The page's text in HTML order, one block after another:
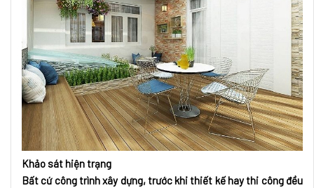
Khảo sát hiện trạng
Bất cứ công trình xây dựng, trước khi thiết kế hay thi công đều